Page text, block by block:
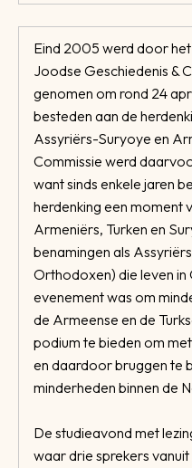
Eind 2005 werd door
Joodse Geschiedenis &
genomen om rond 24
besteden aan de
Assyriërs-Suryoye en
Commissie werd
want sinds enkele jaren
herdenking een moment
Armeniërs, Turken en
benamingen als
Orthodoxen) die leven in
evenement was om
de Armeense en de
podium te bieden om
en daardoor bruggen te
minderheden binnen de
De studieavond met
waar drie sprekers